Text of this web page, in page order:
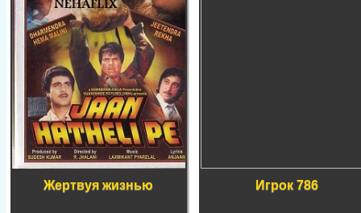
Жертвуя жизнью Игрок 786